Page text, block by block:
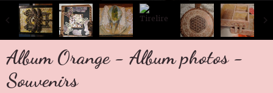
Album Orange - Album photos -
Souvenirs